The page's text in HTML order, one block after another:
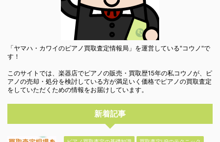
「ヤマハ・カワイのピアノ買取査定情報局」を運営している"コウノ"で
す！
このサイトでは、楽器店でピアノの販売・買取歴15年の私コウノが、ピ
アノの売却・処分を検討している方が満足いく価格でピアノの買取査定
をしていただくための情報をお届けしています。
新着記事